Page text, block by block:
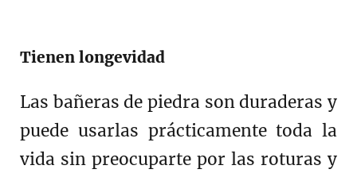
Tienen longevidad
Las bañeras de piedra son duraderas y
puede usarlas prácticamente toda la
vida sin preocuparte por las roturas y